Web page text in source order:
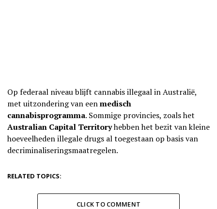
Op federaal niveau blijft cannabis illegaal in Australië,
met uitzondering van eenmedisch
cannabisprogramma. Sommige provincies, zoals het
Australian Capital Territoryhebben het bezit van kleine
hoeveelheden illegale drugs al toegestaan op basis van
decriminaliseringsmaatregelen.
RELATED TOPICS:
CLICK TO COMMENT